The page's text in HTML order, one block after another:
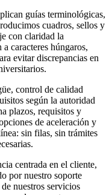
guías terminológicas,
cuadros, sellos y
con claridad la
caracteres húngaros,
evitar discrepancias en
control de calidad
según la autoridad
plazos, requisitos y
de aceleración y
sin filas, sin trámites
centrada en el cliente,
por nuestro soporte
nuestros servicios